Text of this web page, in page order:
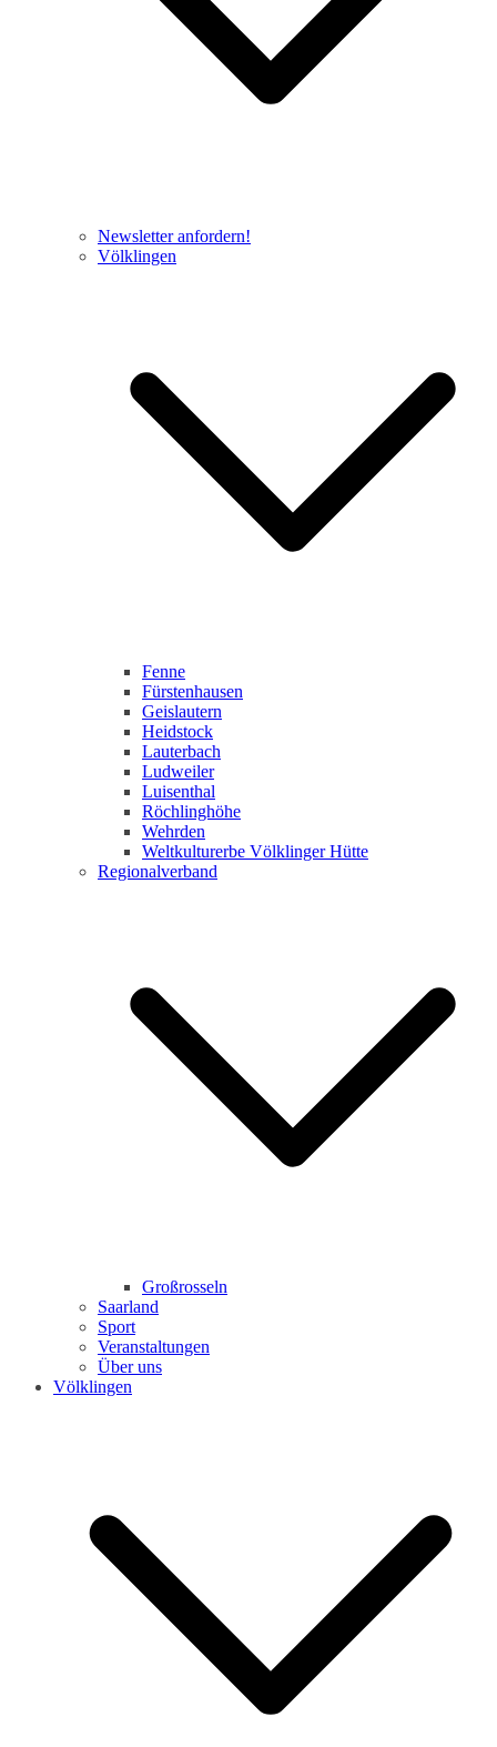
Newsletter anfordern!
Völklingen
Fenne
Fürstenhausen
Geislautern
Heidstock
Lauterbach
Ludweiler
Luisenthal
Röchlinghöhe
Wehrden
Weltkulturerbe Völklinger Hütte
Regionalverband
Großrosseln
Saarland
Sport
Veranstaltungen
Über uns
Völklingen